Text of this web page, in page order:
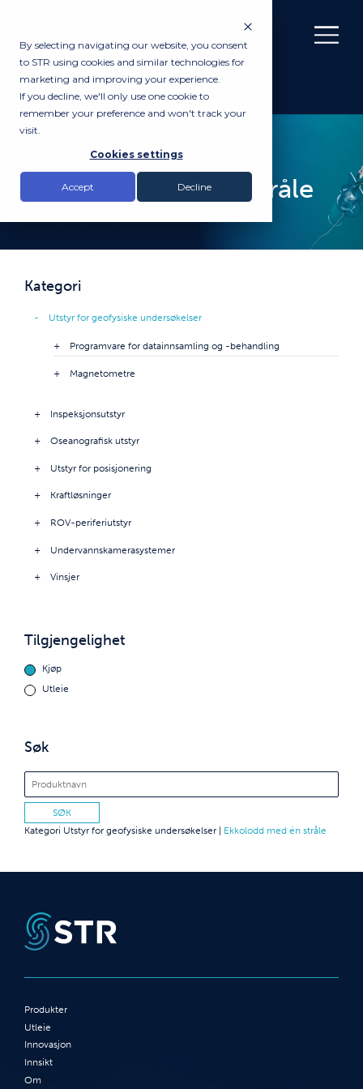
By selecting navigating our website, you consent
to STR using cookies and similar technologies for
marketing and improving your experience.
If you decline, we'll only use one cookie to
remember your preference and won't track your
visit.
Cookies settings
Accept Decline
PRODUKTER
Ekkolodd med én stråle
Kategori
Utstyr for geofysiske undersøkelser
Programvare for datainnsamling og -behandling
Magnetometre
Inspeksjonsutstyr
Oseanografisk utstyr
Utstyr for posisjonering
Kraftløsninger
ROV-periferiutstyr
Undervannskamerasystemer
Vinsjer
Tilgjengelighet
Kjøp
Utleie
Søk
Kategori Utstyr for geofysiske undersøkelser Ekkolodd med én stråle
Produkter
Utleie
Innovasjon
Innsikt
Om